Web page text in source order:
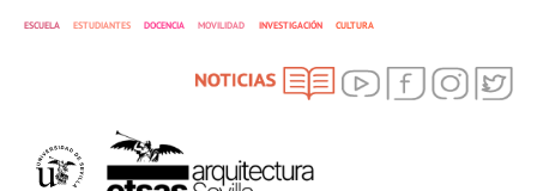
ESCUELA ESTUDIANTES DOCENCIA MOVILIDAD INVESTIGACIÓN CULTURA